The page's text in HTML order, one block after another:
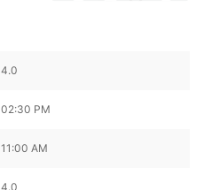
4.0
02:30 PM
11:00 AM
4.0